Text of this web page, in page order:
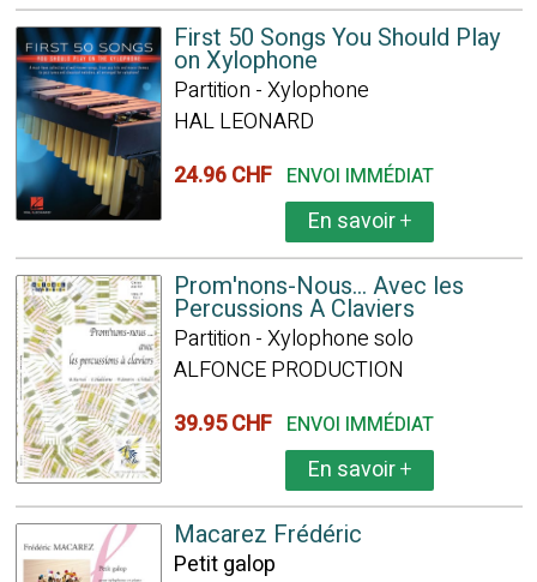
First 50 Songs You Should Play
on Xylophone
Partition - Xylophone
HAL LEONARD
24.96 CHF ENVOI IMMÉDIAT
En savoir+
Prom'nons-Nous... Avec les
Percussions A Claviers
Partition - Xylophone solo
ALFONCE PRODUCTION
39.95 CHF ENVOI IMMÉDIAT
En savoir+
Macarez Frédéric
Petit galop